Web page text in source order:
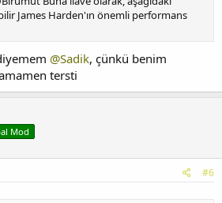
James Harden'ın önemli performans
@Sadik, çünkü benim
tersti
Mod
#6